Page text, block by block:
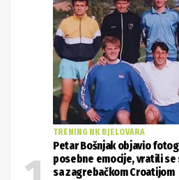
TRENING NK BJELOVARA
Petar Bošnjak objavio
posebne emocije, vratili
sa zagrebačkom Croatijom